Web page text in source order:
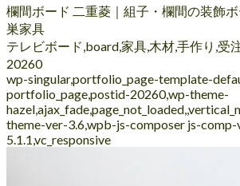
欄間ボード 二重菱｜組子・欄間の装飾
巣家具
テレビボード,board,家具,木材,手作り,受
20260
wp-singular,portfolio_page-template-
portfolio_page,postid-20260,wp-theme-
theme-ver-3.6,wpb-js-composer js-comp-
5.1.1,vc_responsive